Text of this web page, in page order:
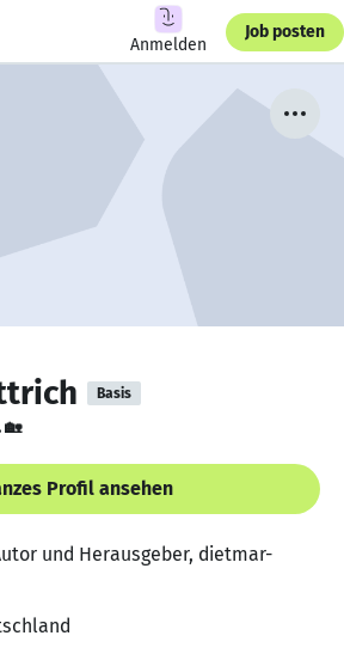
Anmelden
Job posten
Basis
🏡
Profil ansehen
und Herausgeber, dietmar-